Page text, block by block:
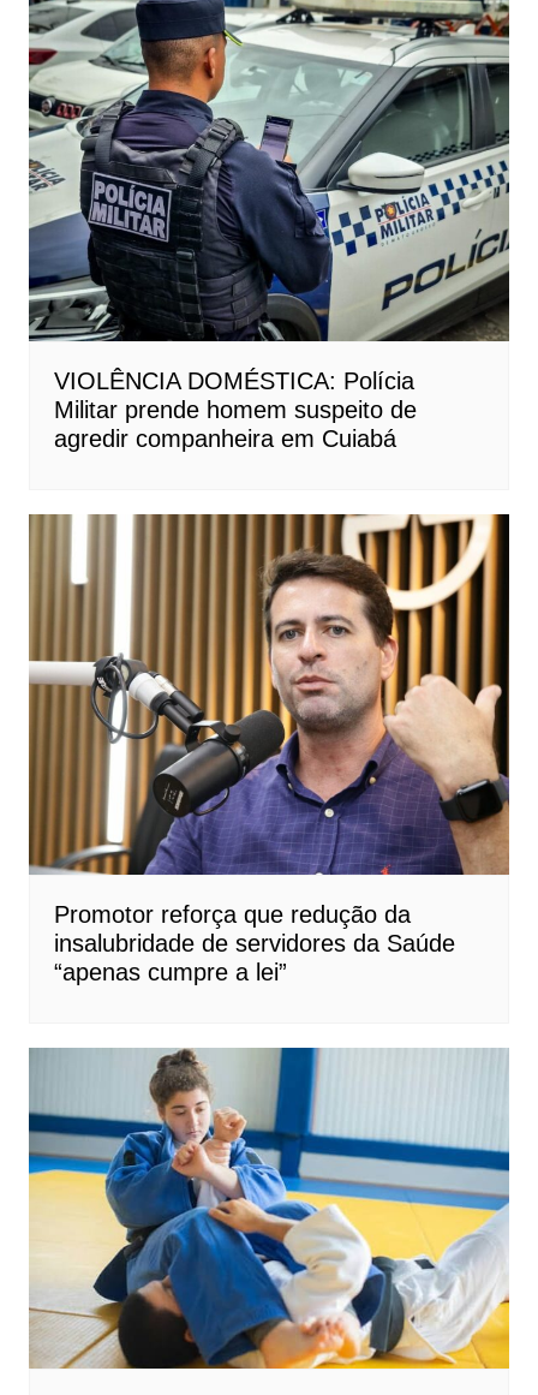
VIOLÊNCIA DOMÉSTICA: Polícia
Militar prende homem suspeito de
agredir companheira em Cuiabá
Promotor reforça que redução da
insalubridade de servidores da Saúde
“apenas cumpre a lei”